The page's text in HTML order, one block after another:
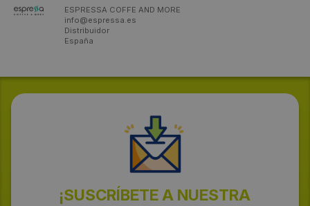
ESPRESSA COFFE AND MORE
info@espressa.es
Distribuidor
España
¡SUSCRÍBETE A NUESTRA